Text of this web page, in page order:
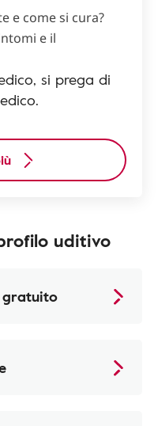
e come si cura?
e il
si prega di
uditivo
gratuito